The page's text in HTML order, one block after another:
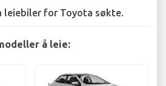
leiebiler for Toyota søkte.
å leie: